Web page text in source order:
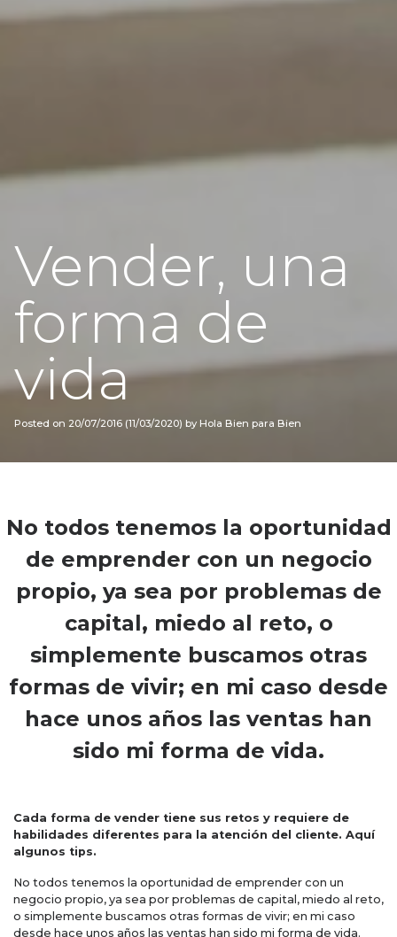
Vender, una
forma de
vida
Posted on 20/07/2016 (11/03/2020) by Hola Bien para Bien
No todos tenemos la oportunidad
de emprender con un negocio
propio, ya sea por problemas de
capital, miedo al reto, o
simplemente buscamos otras
formas de vivir; en mi caso desde
hace unos años las ventas han
sido mi forma de vida.
Cada forma de vender tiene sus retos y requiere de
habilidades diferentes para la atención del cliente. Aquí
algunos tips.
No todos tenemos la oportunidad de emprender con un
negocio propio, ya sea por problemas de capital, miedo al reto,
o simplemente buscamos otras formas de vivir; en mi caso
desde hace unos años las ventas han sido mi forma de vida.